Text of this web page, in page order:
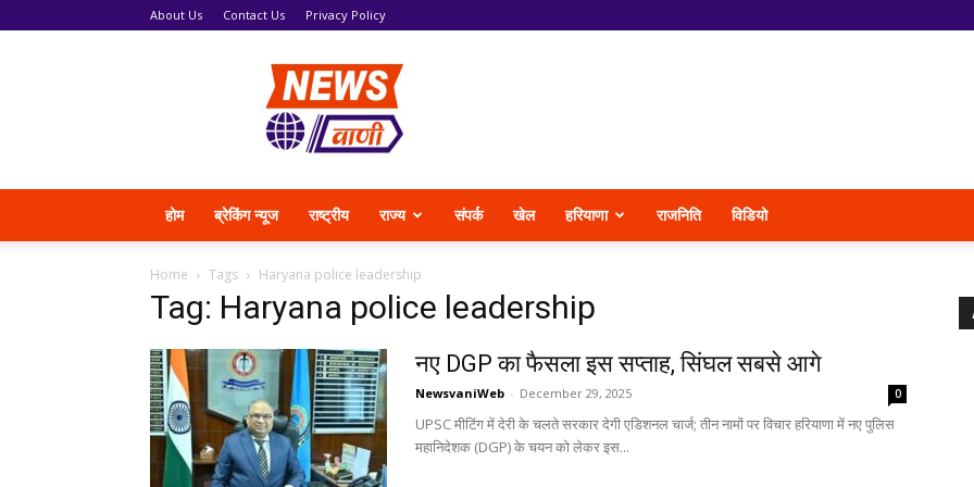
About Us Contact Us Privacy Policy
News
Vani
होम ब्रेकिंग न्यूज राष्ट्रीय राज्य संपर्क खेल हरियाणा राजनिति विडियो
Home Tags Haryana police leadership
Tag: Haryana police leadership
नए DGP का फैसला इस सप्ताह, सिंघल सबसे आगे
NewsvaniWeb - December 29, 2025 0
UPSC मीटिंग में देरी के चलते सरकार देगी एडिशनल चार्ज; तीन नामों पर विचार हरियाणा में नए पुलिस
महानिदेशक (DGP) के चयन को लेकर इस...